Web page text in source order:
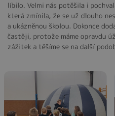
líbilo. Velmi nás potěšila i
která zmínila, že se už dlouho
a ukázněnou školou. Dokonce
častěji, protože máme opravdu
zážitek a těšíme se na další